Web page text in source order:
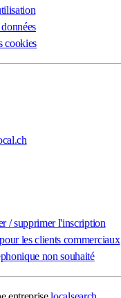
cookies
/ supprimer l'inscription
les clients commerciaux
non souhaité